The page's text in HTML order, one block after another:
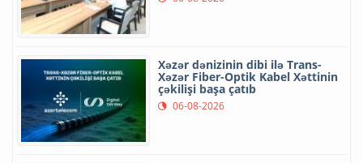
Xəzər dənizinin dibi ilə Trans-
Xəzər Fiber-Optik Kabel Xəttinin
çəkilişi başa çatıb
06-08-2026